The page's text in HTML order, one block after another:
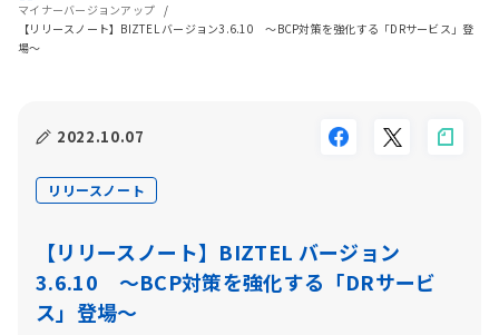
マイナーバージョンアップ
【リリースノート】BIZTEL バージョン3.6.10 〜BCP対策を強化する「DRサービス」登
場〜
2022.10.07
リリースノート
【リリースノート】BIZTEL バージョン
3.6.10 〜BCP対策を強化する「DRサービ
ス」登場〜